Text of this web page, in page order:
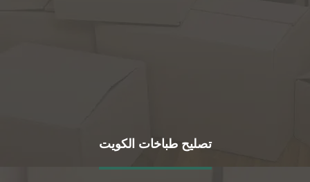
تصليح طباخات الكويت